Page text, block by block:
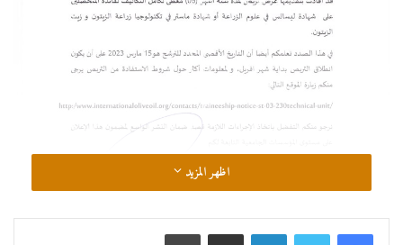
اظهر المزيد
لينكدإن مشاركة عبر البريد طباعة